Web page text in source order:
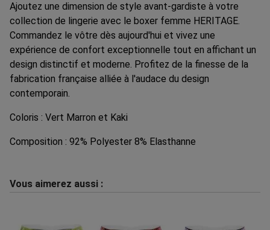
Ajoutez une dimension de style avant-gardiste à votre
collection de lingerie avec le boxer femme HERITAGE.
Commandez le vôtre dès aujourd'hui et vivez une
expérience de confort exceptionnelle tout en affichant un
design distinctif et moderne. Profitez de la finesse de la
fabrication française alliée à l'audace du design
contemporain.
Coloris : Vert Marron et Kaki
Composition : 92% Polyester 8% Elasthanne
Vous aimerez aussi :